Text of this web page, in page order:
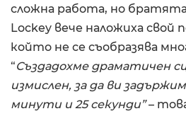
сложна работа, но
Lockey вече наложиха свой
който не се съобразява
“Създадохме драматичен
измислен, за да ви
минути и 25 секунди”–